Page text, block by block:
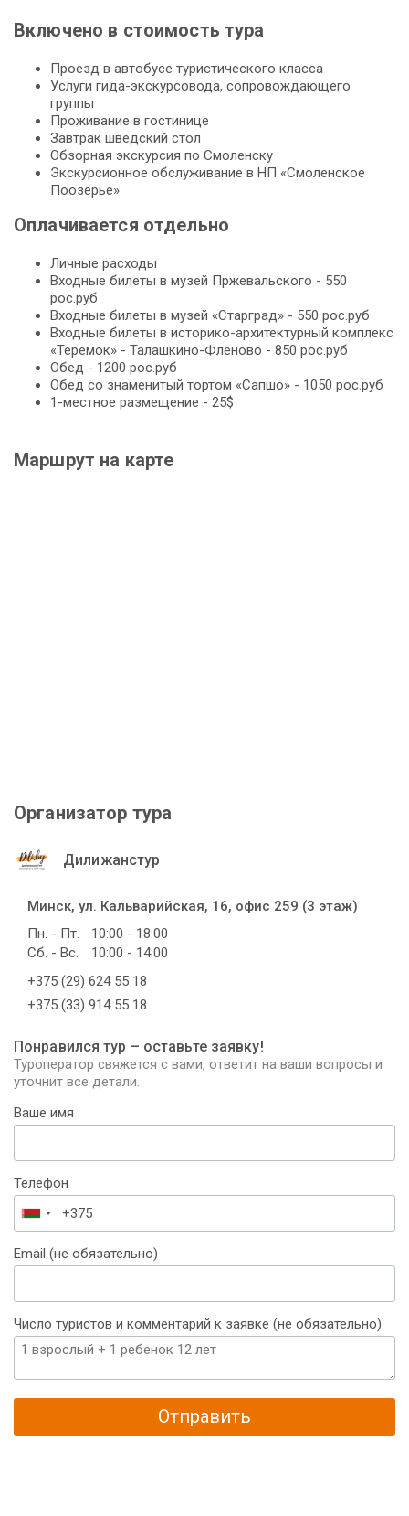
Включено в стоимость тура
Проезд в автобусе туристического класса
Услуги гида-экскурсовода, сопровождающего
группы
Проживание в гостинице
Завтрак шведский стол
Обзорная экскурсия по Смоленску
Экскурсионное обслуживание в НП «Смоленское
Поозерье»
Оплачивается отдельно
Личные расходы
Входные билеты в музей Пржевальского - 550
рос.руб
Входные билеты в музей «Старград» - 550 рос.руб
Входные билеты в историко-архитектурный комплекс
«Теремок» - Талашкино-Фленово - 850 рос.руб
Обед - 1200 рос.руб
Обед со знаменитый тортом «Сапшо» - 1050 рос.руб
1-местное размещение - 25$
Маршрут на карте
Организатор тура
Дилижанстур
Минск, ул. Кальварийская, 16, офис 259 (3 этаж)
Пн. - Пт.
10:00 - 18:00
Сб. - Вс.
10:00 - 14:00
+375 (29) 624 55 18
+375 (33) 914 55 18
Понравился тур – оставьте заявку!
Туроператор свяжется с вами, ответит на ваши вопросы и
уточнит все детали.
Ваше имя
Телефон
Беларусь
+375
Email (не обязательно)
Число туристов и комментарий к заявке (не обязательно)
Отправить